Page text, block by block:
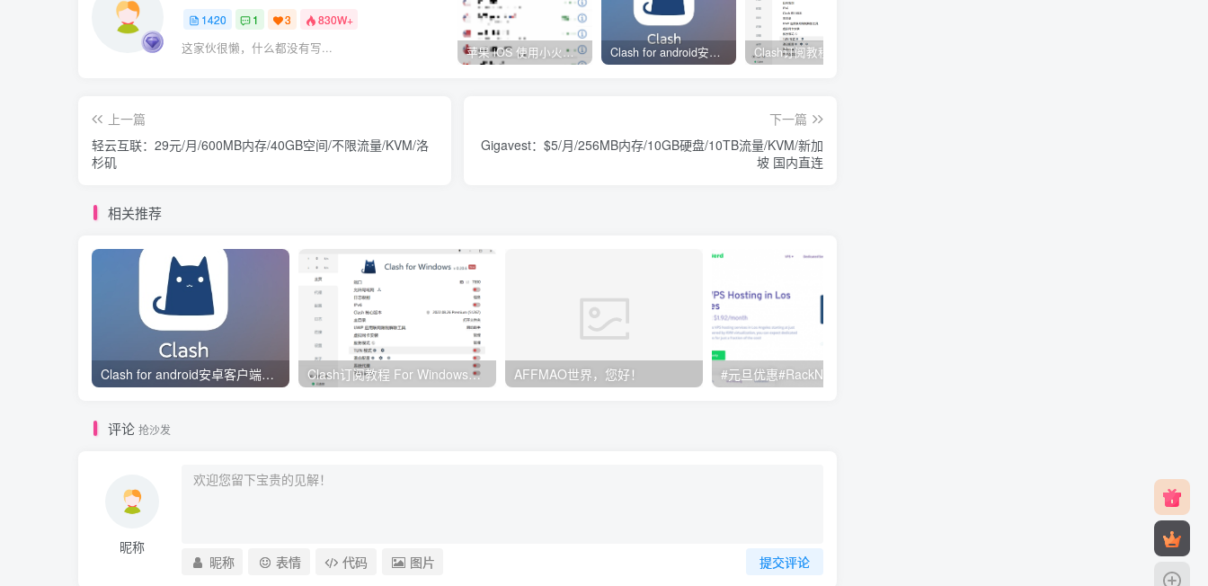
1420 1 3 830W+
这家伙很懒，什么都没有写... 苹果 iOS 使用小火箭(shadowrocket)新手教程 Clash for android安卓客户端保姆级新手使用教程
上一篇
轻云互联：29元/月/600MB内存/40GB空间/不限流量/KVM/洛
杉矶
下一篇
Gigavest：$5/月/256MB内存/10GB硬盘/10TB流量/KVM/新加
坡 国内直连
相关推荐
Clash for android安卓客户端保姆级新手使用教程 Clash订阅教程 For Windows中文使用图文教程 AFFMAO世界，您好！
评论 抢沙发
昵称
提交评论
昵称 表情 代码 图片